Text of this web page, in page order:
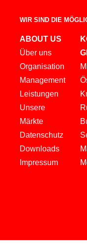
WIR SIND DIE
ABOUT US
Über uns
Organisation
Management
Leistungen
Unsere
Märkte
Datenschutz
Downloads
Impressum